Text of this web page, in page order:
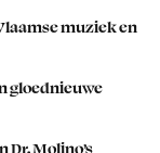
muziek en
gloednieuwe
Molino’s